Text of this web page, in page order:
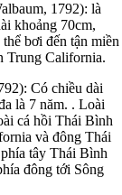
1792): là
khoảng 70cm,
bơi đến tận miền
Trung California.
Có chiều dài
là 7 năm. . Loài
cá hồi Thái Bình
và đông Thái
tây Thái Bình
đông tới Sông